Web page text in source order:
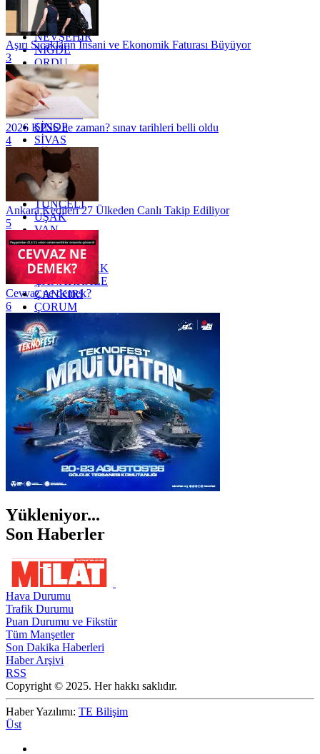
MUĞLA
MUŞ
NEVŞEHİR
NİĞDE
ORDU
OSMANİYE
RİZE
SAKARYA
SAMSUN
SİNOP
SİVAS
SİİRT
TEKİRDAĞ
TOKAT
TRABZON
TUNCELİ
UŞAK
VAN
YALOVA
YOZGAT
ZONGULDAK
ÇANAKKALE
ÇANKIRI
ÇORUM
İSTANBUL
İZMİR
ŞANLIURFA
ŞIRNAK
Aşırı Sıcakların İnsani ve Ekonomik Faturası Büyüyor
3
2026 KPSS ne zaman? sınav tarihleri belli oldu
4
Ankara Kedileri 27 Ülkeden Canlı Takip Ediliyor
5
Cevvaz ne demek?
6
Yükleniyor...
Son Haberler
Hava Durumu
Trafik Durumu
Puan Durumu ve Fikstür
Tüm Manşetler
Son Dakika Haberleri
Haber Arşivi
RSS
Copyright © 2025. Her hakkı saklıdır.
Haber Yazılımı: TE Bilişim
Üst